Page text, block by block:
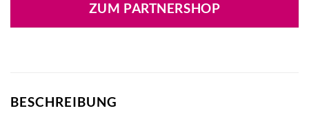
ZUM PARTNERSHOP
BESCHREIBUNG